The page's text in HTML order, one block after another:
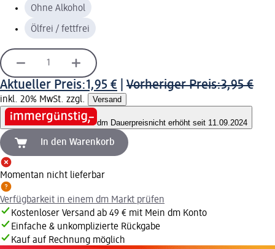
Ohne Alkohol
Ölfrei / fettfrei
Aktueller Preis:1,95 € Vorheriger Preis:3,95 €
inkl. 20% MwSt. zzgl. Versand
dm Dauerpreisnicht erhöht seit 11.09.2024
In den Warenkorb
Momentan nicht lieferbar
Verfügbarkeit in einem dm Markt prüfen
Kostenloser Versand ab 49 € mit Mein dm Konto
Einfache & unkomplizierte Rückgabe
Kauf auf Rechnung möglich